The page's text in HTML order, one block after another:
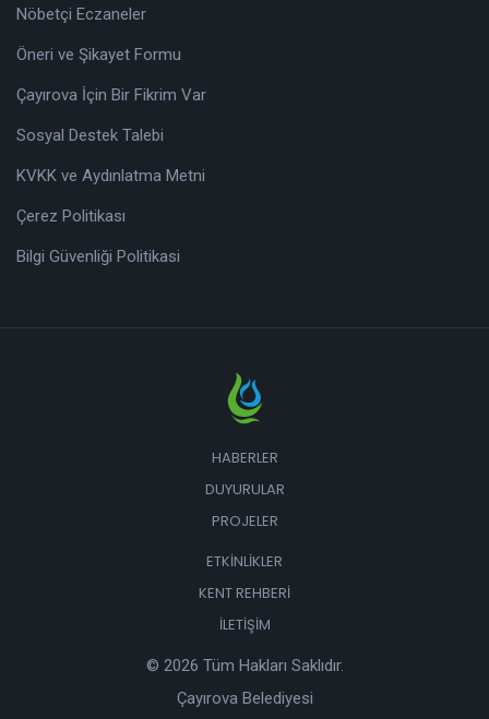
Nöbetçi Eczaneler
Öneri ve Şikayet Formu
Çayırova İçin Bir Fikrim Var
Sosyal Destek Talebi
KVKK ve Aydınlatma Metni
Çerez Politikası
Bilgi Güvenliği Politikasi
HABERLER
DUYURULAR
PROJELER
ETKINLIKLER
KENT REHBERI
İLETIŞIM
© 2026 Tüm Hakları Saklıdır.
Çayırova Belediyesi